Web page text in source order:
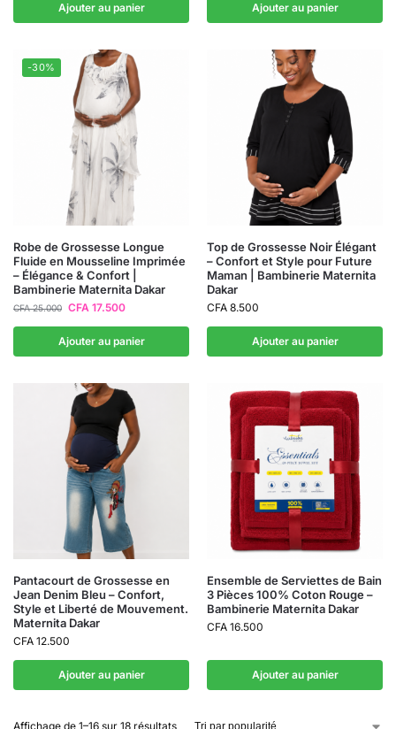
Ajouter au panier Ajouter au panier
-30%
Robe de Grossesse Longue
Fluide en Mousseline Imprimée
– Élégance & Confort |
Bambinerie Maternita Dakar
CFA25.000 CFA 17.500
Ajouter au panier
Top de Grossesse Noir Élégant
– Confort et Style pour Future
Maman | Bambinerie Maternita
Dakar
CFA 8.500
Ajouter au panier
Pantacourt de Grossesse en
Jean Denim Bleu – Confort,
Style et Liberté de Mouvement.
Maternita Dakar
CFA 12.500
Ajouter au panier
Ensemble de Serviettes de Bain
3 Pièces 100% Coton Rouge –
Bambinerie Maternita Dakar
CFA 16.500
Ajouter au panier
Affichage de 1–16 sur 18 résultats